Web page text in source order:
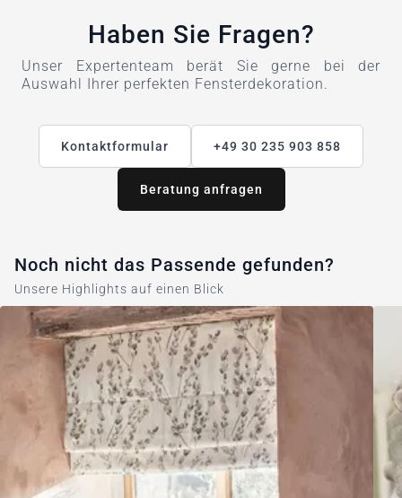
Haben Sie Fragen?
Unser Expertenteam berät Sie gerne bei der
Auswahl Ihrer perfekten Fensterdekoration.
Kontaktformular +49 30 235 903 858
Beratung anfragen
Noch nicht das Passende gefunden?
Unsere Highlights auf einen Blick